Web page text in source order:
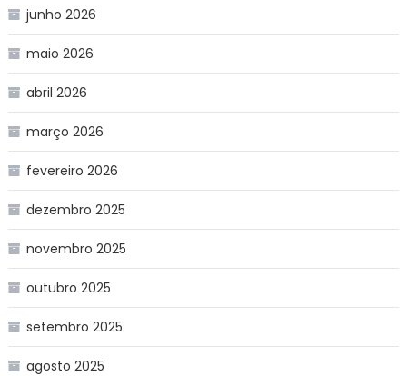
junho 2026
maio 2026
abril 2026
março 2026
fevereiro 2026
dezembro 2025
novembro 2025
outubro 2025
setembro 2025
agosto 2025